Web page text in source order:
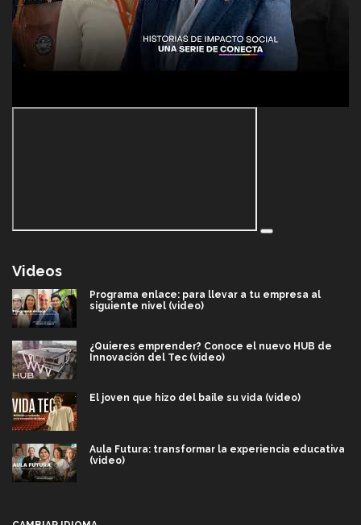
Videos
Programa enlace: para llevar a tu empresa al
siguiente nivel (video)
¿Quieres emprender? Conoce el nuevo HUB de
Innovación del Tec (video)
El joven que hizo del baile su vida (video)
Aula Futura: transformar la experiencia educativa
(video)